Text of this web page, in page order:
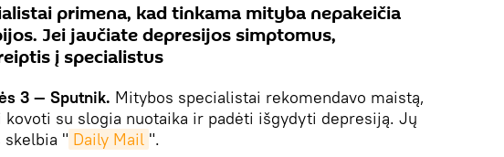
primena, kad tinkama mityba nepakeičia
Jei jaučiate depresijos simptomus,
į specialistus
3 — Sputnik. Mitybos specialistai rekomendavo maistą,
kovoti su slogia nuotaika ir padėti išgydyti depresiją. Jų
skelbia " Daily Mail ".